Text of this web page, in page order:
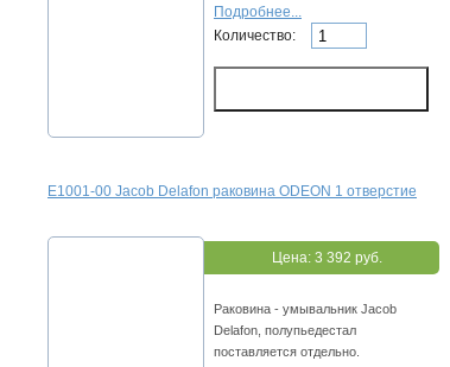
Подробнее...
Количество:
E1001-00 Jacob Delafon раковина ODEON 1 отверстие
Цена: 3 392 руб.
Раковина - умывальник Jacob
Delafon, полупьедестал
поставляется отдельно.